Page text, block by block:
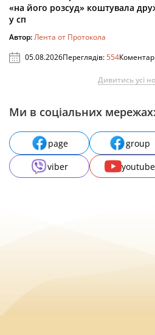
«на його розсуд» коштувала
у сп
Автор:Лента от Протокола
05.08.2026Переглядів:554
Дивитись усі
Ми в соціальних мережах:
page group
viber
youtube